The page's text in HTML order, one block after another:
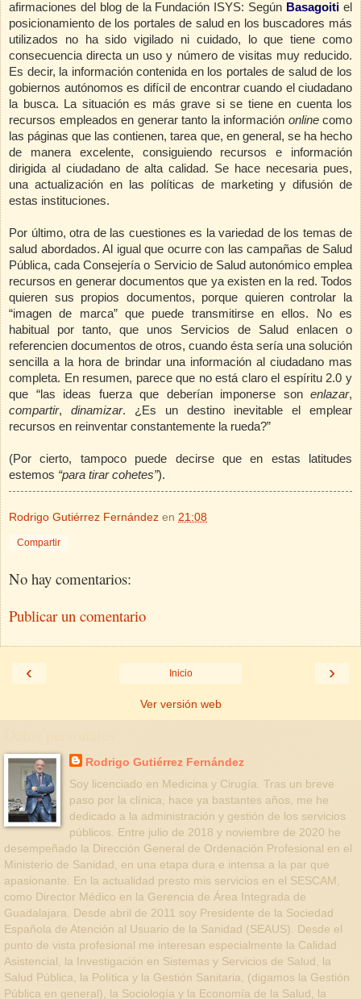
afirmaciones del blog de la Fundación ISYS: Según Basagoiti el
posicionamiento de los portales de salud en los buscadores más
utilizados no ha sido vigilado ni cuidado, lo que tiene como
consecuencia directa un uso y número de visitas muy reducido.
Es decir, la información contenida en los portales de salud de los
gobiernos autónomos es difícil de encontrar cuando el ciudadano
la busca. La situación es más grave si se tiene en cuenta los
recursos empleados en generar tanto la información onlinecomo
las páginas que las contienen, tarea que, en general, se ha hecho
de manera excelente, consiguiendo recursos e información
dirigida al ciudadano de alta calidad. Se hace necesaria pues,
una actualización en las políticas de marketing y difusión de
estas instituciones.
Por último, otra de las cuestiones es la variedad de los temas de
salud abordados. Al igual que ocurre con las campañas de Salud
Pública, cada Consejería o Servicio de Salud autonómico emplea
recursos en generar documentos que ya existen en la red. Todos
quieren sus propios documentos, porque quieren controlar la
“imagen de marca” que puede transmitirse en ellos. No es
habitual por tanto, que unos Servicios de Salud enlacen o
referencien documentos de otros, cuando ésta sería una solución
sencilla a la hora de brindar una información al ciudadano mas
completa. En resumen, parece que no está claro el espíritu 2.0 y
que “las ideas fuerza que deberían imponerse son enlazar,
compartir, dinamizar. ¿Es un destino inevitable el emplear
recursos en reinventar constantemente la rueda?”
(Por cierto, tampoco puede decirse que en estas latitudes
estemos “para tirar cohetes”).
Rodrigo Gutiérrez Fernández en 21:08
Compartir
No hay comentarios:
Publicar un comentario
‹ ›
Inicio
Ver versión web
Rodrigo Gutiérrez Fernández
Soy licenciado en Medicina y Cirugía. Tras un breve
paso por la clínica, hace ya bastantes años, me he
dedicado a la administración y gestión de los servicios
públicos. Entre julio de 2018 y noviembre de 2020 he
desempeñado la Dirección General de Ordenación Profesional en el
Ministerio de Sanidad, en una etapa dura e intensa a la par que
apasionante. En la actualidad presto mis servicios en el SESCAM,
como Director Médico en la Gerencia de Área Integrada de
Guadalajara. Desde abril de 2011 soy Presidente de la Sociedad
Española de Atención al Usuario de la Sanidad (SEAUS). Desde el
punto de vista profesional me interesan especialmente la Calidad
Asistencial, la Investigación en Sistemas y Servicios de Salud, la
Salud Pública, la Política y la Gestión Sanitaria, (digamos la Gestión
Pública en general), la Sociología y la Economía de la Salud, la